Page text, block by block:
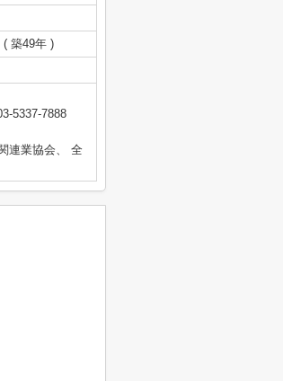
( 築49年 )
5337-7888
連業協会、 全